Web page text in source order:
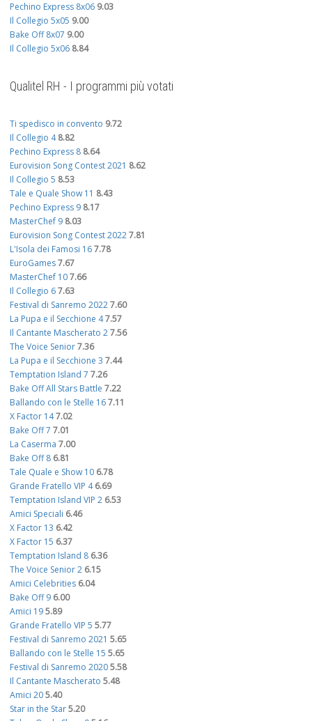
Pechino Express 8x06 9.03
Il Collegio 5x05 9.00
Bake Off 8x07 9.00
Il Collegio 5x06 8.84
Qualitel RH - I programmi più votati
Ti spedisco in convento 9.72
Il Collegio 4 8.82
Pechino Express 8 8.64
Eurovision Song Contest 2021 8.62
Il Collegio 5 8.53
Tale e Quale Show 11 8.43
Pechino Express 9 8.17
MasterChef 9 8.03
Eurovision Song Contest 20227.81
L'Isola dei Famosi 167.78
EuroGames7.67
MasterChef 107.66
Il Collegio 67.63
Festival di Sanremo 20227.60
La Pupa e il Secchione 47.57
Il Cantante Mascherato 27.56
The Voice Senior7.36
La Pupa e il Secchione 3 7.44
Temptation Island 7 7.26
Bake Off All Stars Battle 7.22
Ballando con le Stelle 167.11
X Factor 147.02
Bake Off 7 7.01
La Caserma 7.00
Bake Off 8 6.81
Tale Quale e Show 10 6.78
Grande Fratello VIP 4 6.69
Temptation Island VIP 2 6.53
Amici Speciali 6.46
X Factor 13 6.42
X Factor 15 6.37
Temptation Island 8 6.36
The Voice Senior 2 6.15
Amici Celebrities 6.04
Bake Off 9 6.00
Amici 195.89
Grande Fratello VIP 5 5.77
Festival di Sanremo 2021 5.65
Ballando con le Stelle 15 5.65
Festival di Sanremo 20205.58
Il Cantante Mascherato 5.48
Amici 205.40
Star in the Star5.20